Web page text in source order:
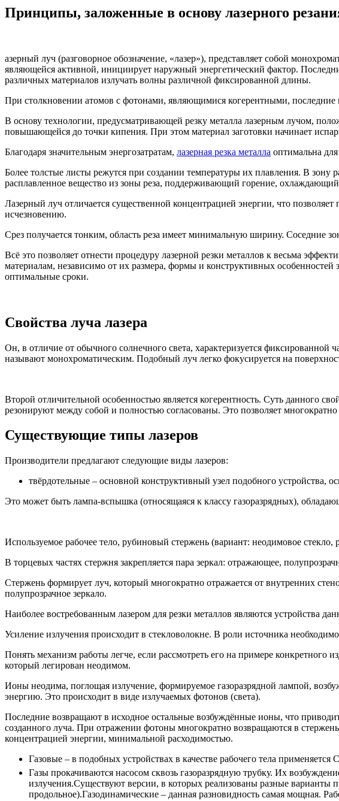
Принципы, заложенные в основу лазерного
азерный луч (разговорное обозначение, «лазер»), представляет собой
являющейся активной, инициирует наружный энергетический фактор.
различных материалов излучать волны различной фиксированной длины.
При столкновении атомов с фотонами, являющимися когерентными,
В основу технологии, предусматривающей резку металла лазерным лучом,
повышающейся до точки кипения. При этом материал заготовки начинает
Благодаря значительным энергозатратам, лазерная резка металла оптимальна
Более толстые листы режутся при создании температуры их плавления. В
расплавленное вещество из зоны реза, поддерживающий горение,
Лазерный луч отличается существенной концентрацией энергии, что
исчезновению.
Срез получается тонким, область реза имеет минимальную ширину. Соседние
Всё это позволяет отнести процедуру лазерной резки металлов к весьма
материалам, независимо от их размера, формы и конструктивных
оптимальные сроки.
Свойства луча лазера
Он, в отличие от обычного солнечного света, характеризуется
называют монохроматическим. Подобный луч легко фокусируется на
Второй отличительной особенностью является когерентность. Суть данного
резонируют между собой и полностью согласованы. Это позволяет
Существующие типы лазеров
Производители предлагают следующие виды лазеров:
твёрдотельные – основной конструктивный узел подобного устройства,
Это может быть лампа-вспышка (относящаяся к классу газоразрядных),
Используемое рабочее тело, рубиновый стержень (вариант: неодимовое
В торцевых частях стержня закрепляется пара зеркал: отражающее,
Стержень формирует луч, который многократно отражается от внутренних
полупрозрачное зеркало.
Наиболее востребованным лазером для резки металлов являются устройства
Усиление излучения происходит в стекловолокне. В роли источника
Понять механизм работы легче, если рассмотреть его на примере
который легирован неодимом.
Ионы неодима, поглощая излучение, формируемое газоразрядной лампой,
энергию. Это происходит в виде излучаемых фотонов (света).
Последние возвращают в исходное остальные возбуждённые ионы, что
созданного луча. При отражении фотоны многократно возвращаются в
концентрацией энергии, минимальной расходимостью.
Газовые – в подобных устройствах в качестве рабочего тела применяется
Газы прокачиваются насосом сквозь газоразрядную трубку. Их
излучения.Существуют версии, в которых реализованы разные
продольное).Газодинамические – данная разновидность самая мощная.